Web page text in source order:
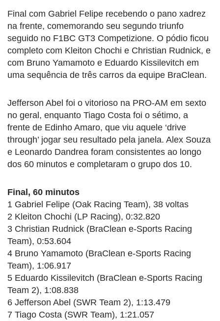
Final com Gabriel Felipe recebendo o pano xadrez
na frente, comemorando seu segundo triunfo
seguido no F1BC GT3 Competizione. O pódio ficou
completo com Kleiton Chochi e Christian Rudnick, e
com Bruno Yamamoto e Eduardo Kissilevitch em
uma sequência de três carros da equipe BraClean.
Jefferson Abel foi o vitorioso na PRO-AM em sexto
no geral, enquanto Tiago Costa foi o sétimo, a
frente de Edinho Amaro, que viu aquele ‘drive
through’ jogar seu resultado pela janela. Alex Souza
e Leonardo Dandrea foram consistentes ao longo
dos 60 minutos e completaram o grupo dos 10.
Final, 60 minutos
1 Gabriel Felipe (Oak Racing Team), 38 voltas
2 Kleiton Chochi (LP Racing), 0:32.820
3 Christian Rudnick (BraClean e-Sports Racing
Team), 0:53.604
4 Bruno Yamamoto (BraClean e-Sports Racing
Team), 1:06.917
5 Eduardo Kissilevitch (BraClean e-Sports Racing
Team 2), 1:08.838
6 Jefferson Abel (SWR Team 2), 1:13.479
7 Tiago Costa (SWR Team), 1:21.057